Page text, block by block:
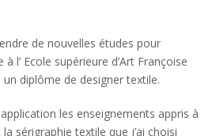
de nouvelles études pour
l’ Ecole supérieure d’Art Françoise
un diplôme de designer textile.
les enseignements appris à
sérigraphie textile que j’ai choisi